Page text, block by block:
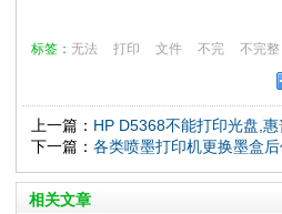
标签： 无法 打印 文件 不完 不完整
上一篇： HP D5368不能打印光盘,
下一篇： 各类喷墨打印机更换墨盒
相关文章